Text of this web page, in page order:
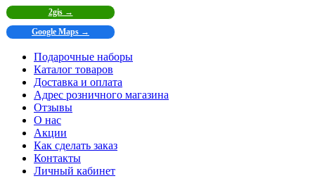
2gis →
Google Maps →
Подарочные наборы
Каталог товаров
Доставка и оплата
Адрес розничного магазина
Отзывы
О нас
Акции
Как сделать заказ
Контакты
Личный кабинет